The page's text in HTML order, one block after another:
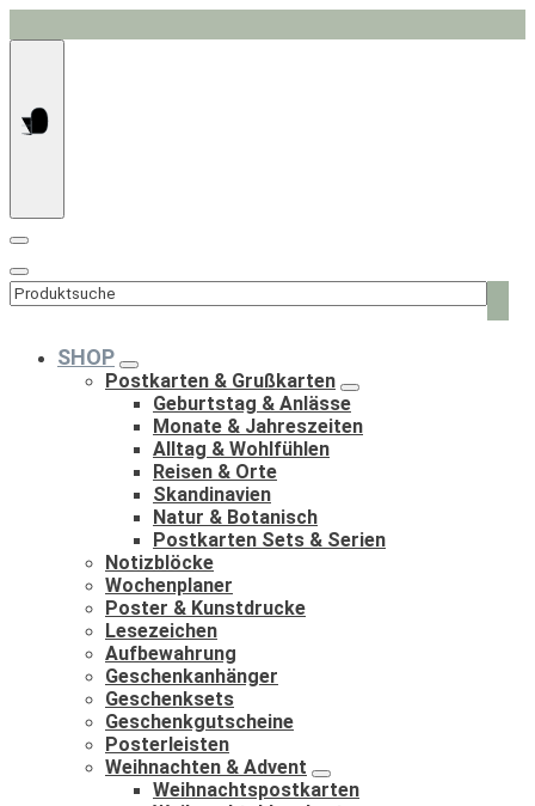
Inhalt
nach:
SHOP
Postkarten & Grußkarten
Geburtstag & Anlässe
Monate & Jahreszeiten
Alltag & Wohlfühlen
Reisen & Orte
Skandinavien
Natur & Botanisch
Postkarten Sets & Serien
Notizblöcke
Wochenplaner
Poster & Kunstdrucke
Lesezeichen
Aufbewahrung
Geschenkanhänger
Geschenksets
Geschenkgutscheine
Posterleisten
Weihnachten & Advent
Weihnachtspostkarten